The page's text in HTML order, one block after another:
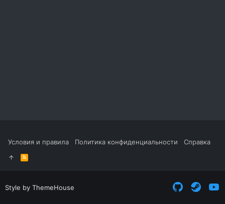
Условия и правила Политика конфиденциальности Справка
R
S
S
Style by ThemeHouse